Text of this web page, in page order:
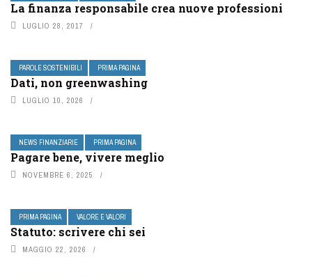
La finanza responsabile crea nuove professioni
LUGLIO 28, 2017
PAROLE SOSTENIBILI PRIMA PAGINA
Dati, non greenwashing
LUGLIO 10, 2026
NEWS FINANZIARIE PRIMA PAGINA
Pagare bene, vivere meglio
NOVEMBRE 6, 2025
PRIMA PAGINA VALORE E VALORI
Statuto: scrivere chi sei
MAGGIO 22, 2026